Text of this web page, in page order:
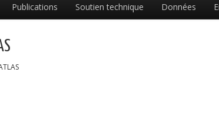
Publications Soutien technique Données